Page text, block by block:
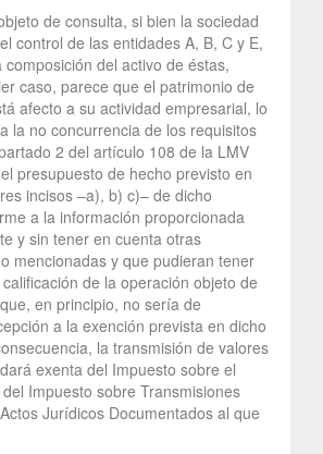
de consulta, si bien la sociedad
control de las entidades A, B, C y E,
del activo de éstas,
caso, parece que el patrimonio de
afecto a su actividad empresarial, lo
la no concurrencia de los requisitos
2 del artículo 108 de la LMV
presupuesto de hecho previsto en
incisos –a), b) c)– de dicho
a la información proporcionada
y sin tener en cuenta otras
mencionadas y que pudieran tener
de la operación objeto de
en principio, no sería de
a la exención prevista en dicho
la transmisión de valores
exenta del Impuesto sobre el
Impuesto sobre Transmisiones
Jurídicos Documentados al que